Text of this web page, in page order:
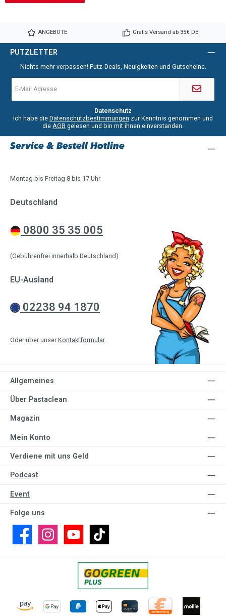
ANGEBOTE Gratis Versand ab 35€ DE
PUTZLETTER
Nichts mehr verpassen! Putz-Deals, Neuigkeiten und Gutscheine.
Mail-
*
Datenschutz
Ich habe die Datenschutzbestimmungen zur Kenntnis genommen und
die AGB gelesen und bin mit ihnen einverstanden.
Service & Bestell Hotline
Montag bis Freitag 8 bis 17 Uhr
Deutschland
0800 35 35 005
(Gebührenfrei innerhalb Deutschland)
EU-Ausland
02238 94 1870
Oder über unser Kontaktformular.
Allgemeines
Über Pastaclean
Magazin
Mein Konto
Verdiene mit uns Geld
Podcast
Event
Folge uns
FacebookInstagramYouTubeTikTok